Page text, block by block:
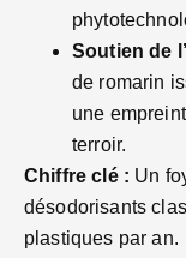
Soutien de
de romarin
une
terroir.
Chiffre clé : Un
désodorisants
plastiques par an.